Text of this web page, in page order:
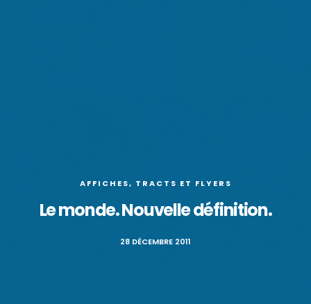
AFFICHES, TRACTS ET FLYERS
Le monde. Nouvelle définition.
28 DÉCEMBRE 2011